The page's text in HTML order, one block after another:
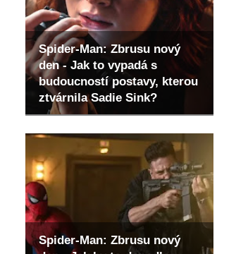
Spider-Man: Zbrusu nový
den - Jak to vypadá s
budoucností postavy, kterou
ztvárnila Sadie Sink?
Spider-Man: Zbrusu nový